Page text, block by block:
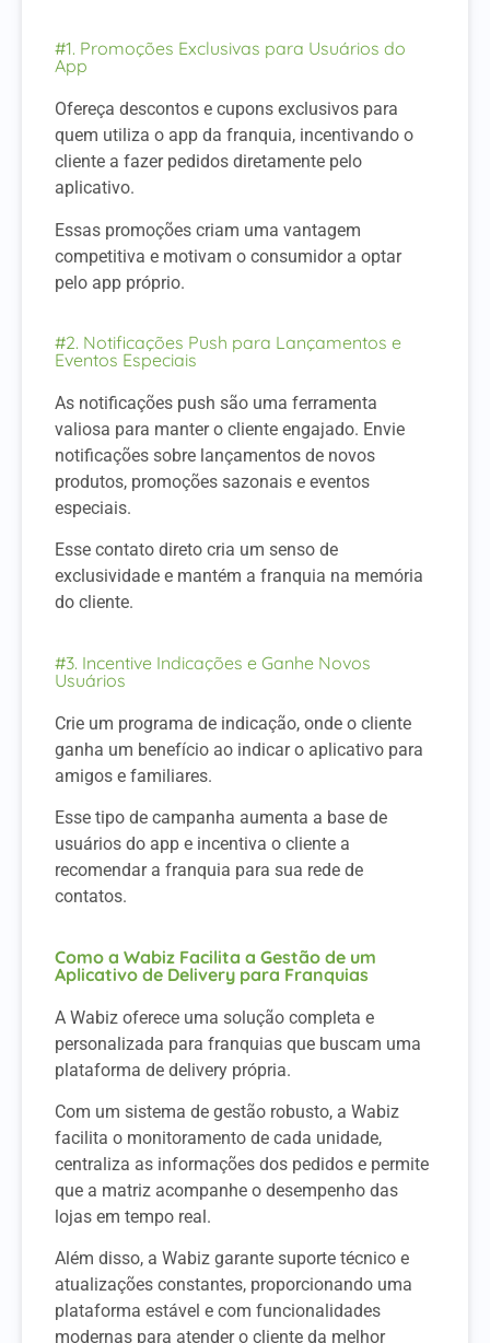
#1. Promoções Exclusivas para Usuários do
App
Ofereça descontos e cupons exclusivos para
quem utiliza o app da franquia, incentivando o
cliente a fazer pedidos diretamente pelo
aplicativo.
Essas promoções criam uma vantagem
competitiva e motivam o consumidor a optar
pelo app próprio.
#2. Notificações Push para Lançamentos e
Eventos Especiais
As notificações push são uma ferramenta
valiosa para manter o cliente engajado. Envie
notificações sobre lançamentos de novos
produtos, promoções sazonais e eventos
especiais.
Esse contato direto cria um senso de
exclusividade e mantém a franquia na memória
do cliente.
#3. Incentive Indicações e Ganhe Novos
Usuários
Crie um programa de indicação, onde o cliente
ganha um benefício ao indicar o aplicativo para
amigos e familiares.
Esse tipo de campanha aumenta a base de
usuários do app e incentiva o cliente a
recomendar a franquia para sua rede de
contatos.
Como a Wabiz Facilita a Gestão de um
Aplicativo de Delivery para Franquias
A Wabiz oferece uma solução completa e
personalizada para franquias que buscam uma
plataforma de delivery própria.
Com um sistema de gestão robusto, a Wabiz
facilita o monitoramento de cada unidade,
centraliza as informações dos pedidos e permite
que a matriz acompanhe o desempenho das
lojas em tempo real.
Além disso, a Wabiz garante suporte técnico e
atualizações constantes, proporcionando uma
plataforma estável e com funcionalidades
modernas para atender o cliente da melhor